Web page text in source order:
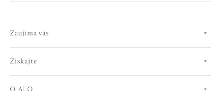
Zaujíma vás
Získajte
O ALO